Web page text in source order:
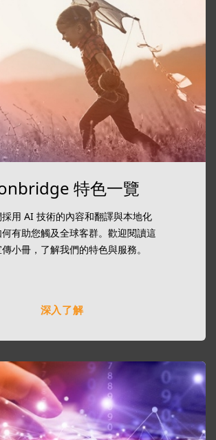
特色一覽
用 AI 技術的內容和翻譯與本地化
有助您觸及全球客群。歡迎閱讀這
小冊，了解我們的特色與服務。
深入了解